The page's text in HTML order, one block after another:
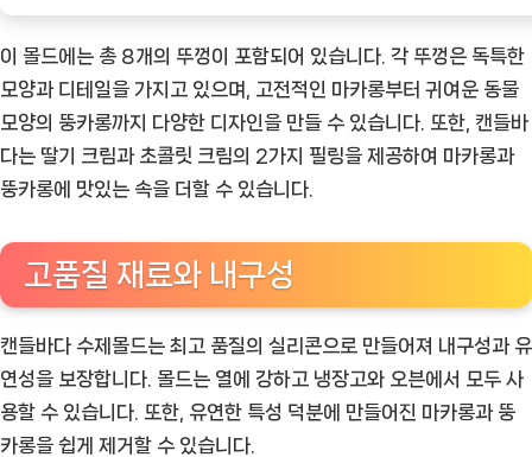
이 몰드에는 총 8개의 뚜껑이 포함되어 있습니다. 각 뚜껑은 독특한
모양과 디테일을 가지고 있으며, 고전적인 마카롱부터 귀여운 동물
모양의 뚱카롱까지 다양한 디자인을 만들 수 있습니다. 또한, 캔들바
다는 딸기 크림과 초콜릿 크림의 2가지 필링을 제공하여 마카롱과
뚱카롱에 맛있는 속을 더할 수 있습니다.
고품질 재료와 내구성
캔들바다 수제몰드는 최고 품질의 실리콘으로 만들어져 내구성과 유
연성을 보장합니다. 몰드는 열에 강하고 냉장고와 오븐에서 모두 사
용할 수 있습니다. 또한, 유연한 특성 덕분에 만들어진 마카롱과 뚱
카롱을 쉽게 제거할 수 있습니다.